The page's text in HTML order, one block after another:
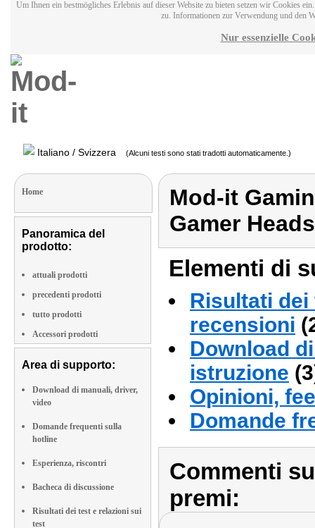
Um Ihnen ein bestmögliches Erlebnis auf dieser Website zu bieten setzen wir Cookies
zu. Informationen zur Verwendung und den
Nur essenzielle
Italiano / Svizzera (Alcuni testi sono stati tradotti automaticamente.)
Home
Panoramica del
prodotto:
attuali prodotti
precedenti prodotti
tutto prodotti
Accessori prodotti
Area di supporto:
Download di manuali, driver,
video
Domande frequenti sulla
hotline
Esperienza, riscontri
Bacheca di discussione
Risultati dei test e relazioni sui
test
Mod-it
Gamer
Elementi di
Risultati
recensioni
Download
istruzione
Opinioni,
Domande
Commenti
premi: